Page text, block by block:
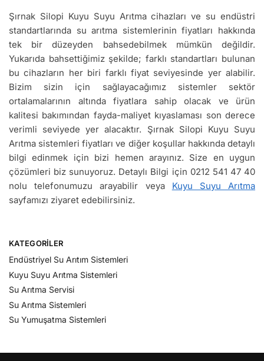
Şırnak Silopi Kuyu Suyu Arıtma cihazları ve su endüstri
standartlarında su arıtma sistemlerinin fiyatları hakkında
tek bir düzeyden bahsedebilmek mümkün değildir.
Yukarıda bahsettiğimiz şekilde; farklı standartları bulunan
bu cihazların her biri farklı fiyat seviyesinde yer alabilir.
Bizim sizin için sağlayacağımız sistemler sektör
ortalamalarının altında fiyatlara sahip olacak ve ürün
kalitesi bakımından fayda-maliyet kıyaslaması son derece
verimli seviyede yer alacaktır. Şırnak Silopi Kuyu Suyu
Arıtma sistemleri fiyatları ve diğer koşullar hakkında detaylı
bilgi edinmek için bizi hemen arayınız. Size en uygun
çözümleri biz sunuyoruz. Detaylı Bilgi için 0212 541 47 40
nolu telefonumuzu arayabilir veya Kuyu Suyu Arıtma
sayfamızı ziyaret edebilirsiniz.
KATEGORILER
Endüstriyel Su Arıtım Sistemleri
Kuyu Suyu Arıtma Sistemleri
Su Arıtma Servisi
Su Arıtma Sistemleri
Su Yumuşatma Sistemleri